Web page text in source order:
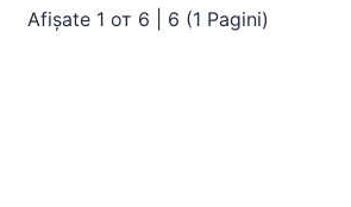
Afișate 1 от 6 | 6 (1 Pagini)